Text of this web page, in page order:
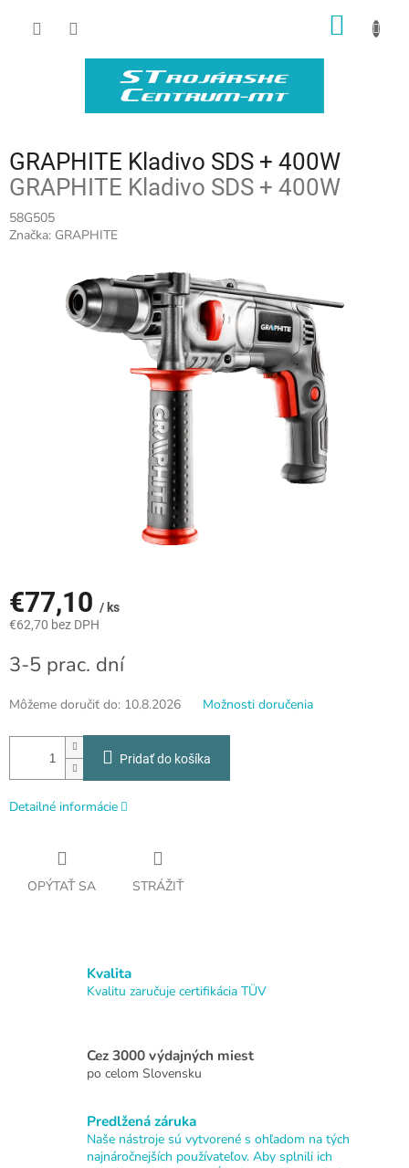
GRAPHITE Kladivo SDS + 400W
GRAPHITE Kladivo SDS + 400W
58G505
Značka: GRAPHITE
€77,10 / ks
€62,70 bez DPH
cena:
3-5 prac. dní
Môžeme doručiť do: 10.8.2026 Možnosti doručenia
Pridať do košíka
Detailné informácie
OPÝTAŤ SA STRÁŽIŤ
Kvalita
Kvalitu zaručuje certifikácia TÜV
Cez 3000 výdajných miest
po celom Slovensku
Predlžená záruka
Naše nástroje sú vytvorené s ohľadom na tých
najnáročnejších používateľov. Aby splnili ich